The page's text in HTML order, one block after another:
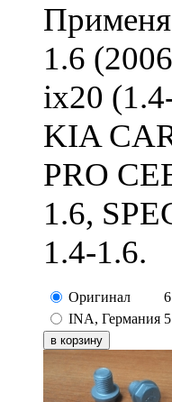
1.6
ix20
KIA
PRO
1.6,
1.4-1.6.
Оригинал
INA, Германия